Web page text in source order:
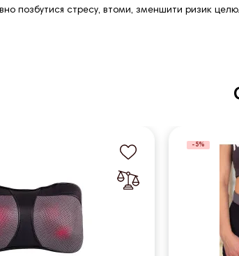
позбутися стресу, втоми, зменшити ризик
-5%